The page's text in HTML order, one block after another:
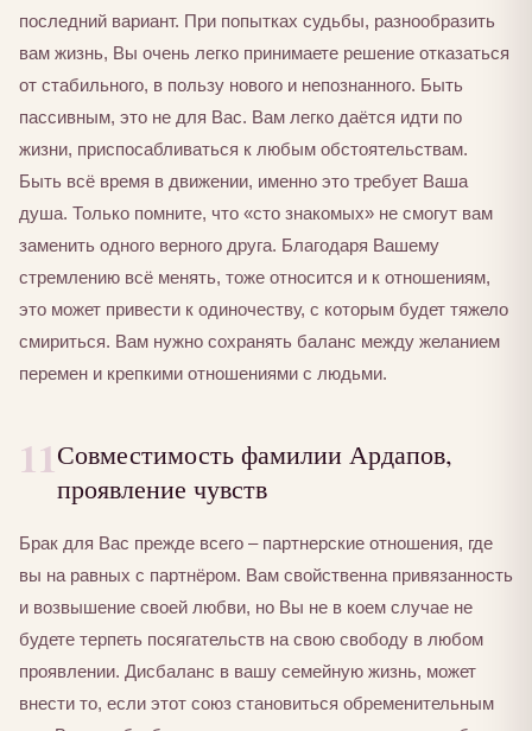
последний вариант. При попытках судьбы, разнообразить
вам жизнь, Вы очень легко принимаете решение отказаться
от стабильного, в пользу нового и непознанного. Быть
пассивным, это не для Вас. Вам легко даётся идти по
жизни, приспосабливаться к любым обстоятельствам.
Быть всё время в движении, именно это требует Ваша
душа. Только помните, что «сто знакомых» не смогут вам
заменить одного верного друга. Благодаря Вашему
стремлению всё менять, тоже относится и к отношениям,
это может привести к одиночеству, с которым будет тяжело
смириться. Вам нужно сохранять баланс между желанием
перемен и крепкими отношениями с людьми.
11Совместимость фамилии Ардапов,
проявление чувств
Брак для Вас прежде всего – партнерские отношения, где
вы на равных с партнёром. Вам свойственна привязанность
и возвышение своей любви, но Вы не в коем случае не
будете терпеть посягательств на свою свободу в любом
проявлении. Дисбаланс в вашу семейную жизнь, может
внести то, если этот союз становиться обременительным